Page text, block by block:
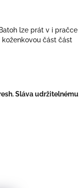
lze prát v i pračce
koženkovou část část
Sláva udržitelnému